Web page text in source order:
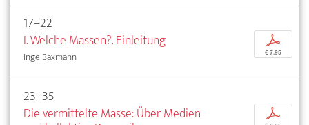
17–22
I. Welche Massen?. Einleitung
Inge Baxmann
p
€ 7,95
23–35
Die vermittelte Masse: Über Medien
p